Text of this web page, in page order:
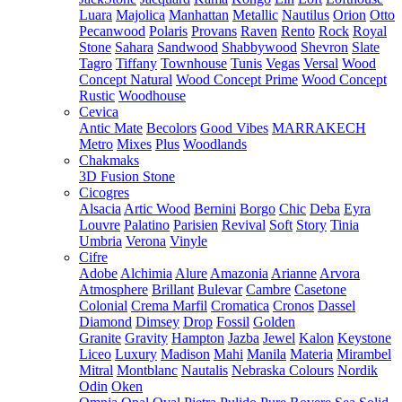
Luara Majolica Manhattan Metallic Nautilus Orion Otto
Pecanwood Polaris Provans Raven Rento Rock Royal
Stone Sahara Sandwood Shabbywood Shevron Slate
Tagro Tiffany Townhouse Tunis Vegas Versal Wood
Concept Natural Wood Concept Prime Wood Concept
Rustic Woodhouse
Cevica
Antic Mate Becolors Good Vibes MARRAKECH
Metro Mixes Plus Woodlands
Chakmaks
3D Fusion Stone
Cicogres
Alsacia Artic Wood Bernini Borgo Chic Deba Eyra
Louvre Palatino Parisien Revival Soft Story Tinia
Umbria Verona Vinyle
Cifre
Adobe Alchimia Alure Amazonia Arianne Arvora
Atmosphere Brillant Bulevar Cambre Casetone
Colonial Crema Marfil Cromatica Cronos Dassel
Diamond Dimsey Drop Fossil Golden
Granite Gravity Hampton Jazba Jewel Kalon Keystone
Liceo Luxury Madison Mahi Manila Materia Mirambel
Mitral Montblanc Nautalis Nebraska Colours Nordik
Odin Oken